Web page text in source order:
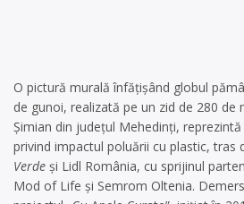
O pictură murală înfățișând globul
de gunoi, realizată pe un zid de 280
Șimian din județul Mehedinți,
privind impactul poluării cu plastic, tras
Verde și Lidl România, cu sprijinul
Mod of Life și Semrom Oltenia.